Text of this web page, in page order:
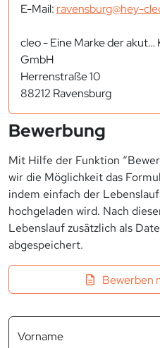
E-Mail: ravensburg@hey-
cleo - Eine Marke der
GmbH
Herrenstraße 10
88212 Ravensburg
Bewerbung
Mit Hilfe der Funktion
wir die Möglichkeit das
indem einfach der
hochgeladen wird. Nach
Lebenslauf zusätzlich als
abgespeichert.
Bewerben
Vorname